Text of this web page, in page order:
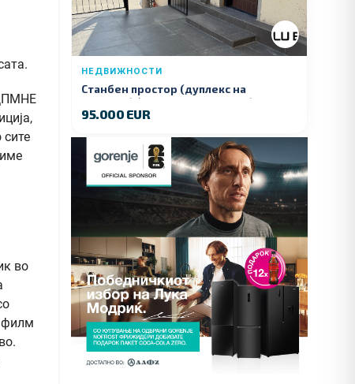
во
филм
НЕДВИЖНОСТИ
Станбен простор (дуплекс на
продажба) – Ул. Стојан Арсов бр. 1,
Куманово
95.000 EUR